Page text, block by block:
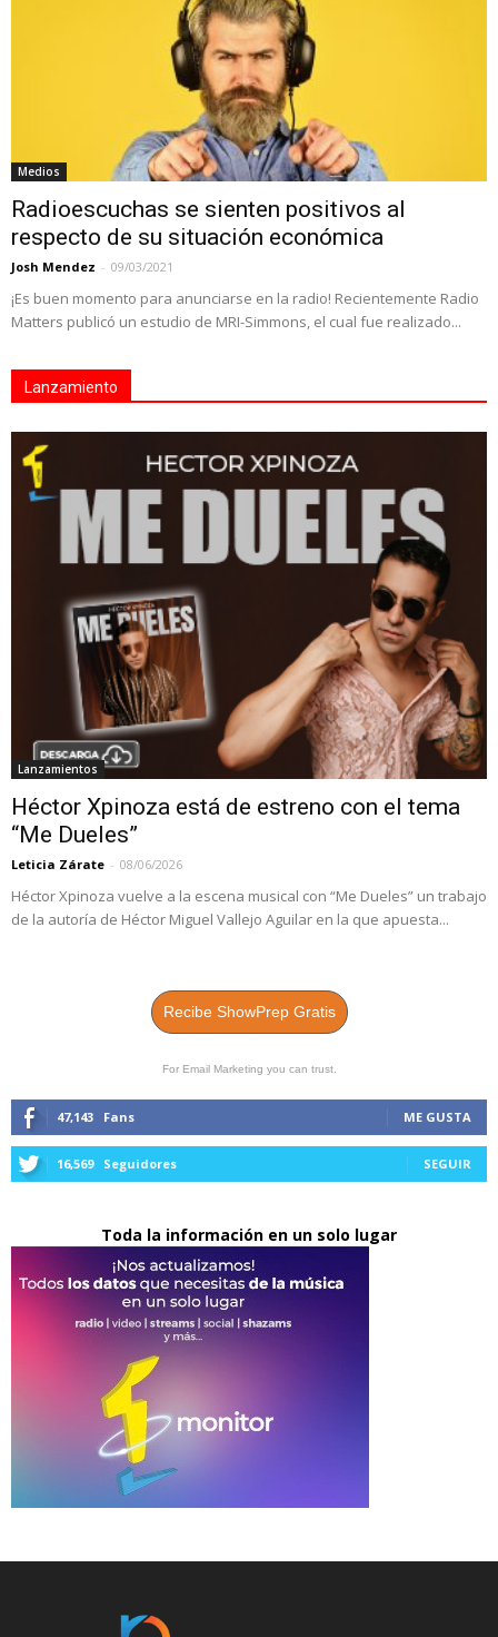
Medios
Radioescuchas se sienten positivos al
respecto de su situación económica
Josh Mendez - 09/03/2021
¡Es buen momento para anunciarse en la radio! Recientemente Radio
Matters publicó un estudio de MRI-Simmons, el cual fue realizado...
Lanzamiento
Lanzamientos
Héctor Xpinoza está de estreno con el tema
“Me Dueles”
Leticia Zárate - 08/06/2026
Héctor Xpinoza vuelve a la escena musical con “Me Dueles” un trabajo
de la autoría de Héctor Miguel Vallejo Aguilar en la que apuesta...
Recibe ShowPrep Gratis
For Email Marketing you can trust.
47,143 Fans ME GUSTA
16,569 Seguidores SEGUIR
Toda la información en un solo lugar